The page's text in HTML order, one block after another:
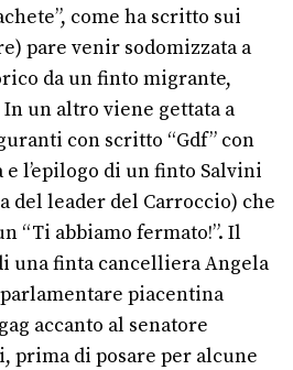
come ha scritto sui
pare venir sodomizzata a
da un finto migrante,
un altro viene gettata a
con scritto “Gdf” con
l’epilogo di un finto Salvini
del leader del Carroccio) che
“Ti abbiamo fermato!”. Il
una finta cancelliera Angela
piacentina
accanto al senatore
prima di posare per alcune